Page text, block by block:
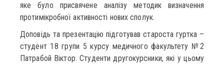
яке було присвячене аналізу методик визначення
протимікробної активності нових сполук.
Доповідь та презентацію підготував староста гуртка –
студент 18 групи 5 курсу медичного факультету №2
Патрабой Віктор. Студенти другокурсники, які у цьому